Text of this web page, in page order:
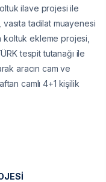
ilave projesi ile
vasıta tadilat muayenesi
koltuk ekleme projesi,
tespit tutanağı ile
aracın cam ve
camlı 4+1 kişilik